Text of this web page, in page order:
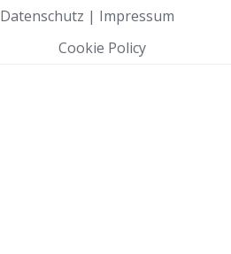
Datenschutz | Impressum
Cookie Policy